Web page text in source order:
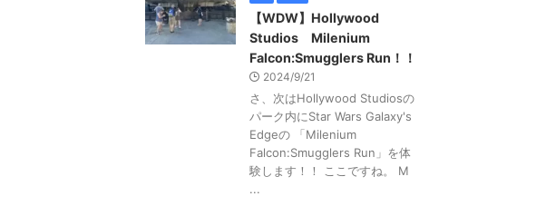
【WDW】Hollywood
Studios Milenium
Falcon:Smugglers Run！！
2024/9/21
さ、次はHollywood Studiosの
パーク内にStar Wars Galaxy's
Edgeの 「Milenium
Falcon:Smugglers Run」を体
験します！！ ここですね。 M
...